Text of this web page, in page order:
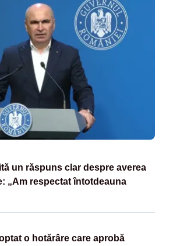
un răspuns clar despre averea
„Am respectat întotdeauna
o hotărâre care aprobă